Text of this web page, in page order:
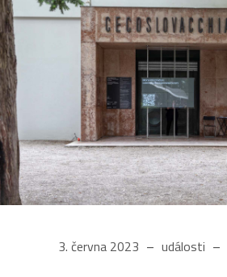
3. června 2023 události